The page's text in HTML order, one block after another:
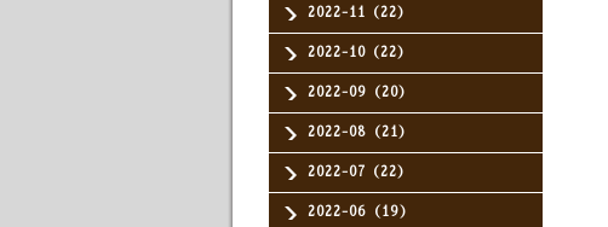
2022-11（22）
2022-10（22）
2022-09（20）
2022-08（21）
2022-07（22）
2022-06（19）